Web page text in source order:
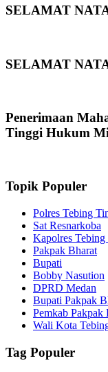
SELAMAT
SELAMAT
Penerimaan
Tinggi Hukum
Topik Populer
Polres Tebing
Sat Resnarkoba
Kapolres Tebing
Pakpak Bharat
Bupati
Bobby Nasution
DPRD Medan
Bupati Pakpak
Pemkab Pakpak
Wali Kota
Tag Populer